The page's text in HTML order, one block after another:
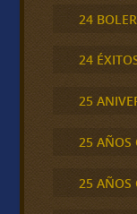
24
24
25
25 AÑOS
25 AÑOS